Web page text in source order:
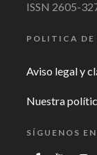
ISSN 2605-
POLITICA
Aviso legal y
Nuestra
SÍGUENOS